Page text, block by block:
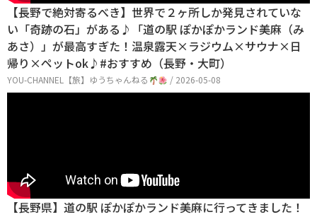
【長野で絶対寄るべき】世界で２ヶ所しか発見されていな
い「奇跡の石」がある♪「道の駅 ぽかぽかランド美麻（み
あさ）」が最高すぎた！温泉露天×ラジウム×サウナ×日
帰り×ペットok♪#おすすめ（長野・大町）
YOU-CHANNEL【旅】ゆうちゃんねる / 2026-05-08
【長野県】道の駅 ぽかぽかランド美麻に行ってきました！